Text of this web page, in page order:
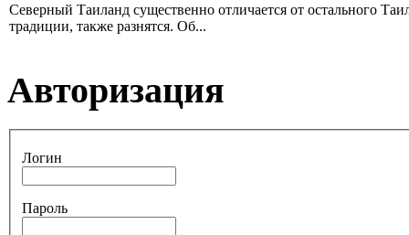
Северный Таиланд существенно отличается от остального
традиции, также разнятся. Об...
Авторизация
Логин
Пароль